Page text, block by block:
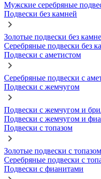
Мужские серебряные
Подвески без камней
Золотые подвески без
Серебряные подвески без
Подвески с аметистом
Серебряные подвески с
Подвески с жемчугом
Подвески с жемчугом и
Подвески с жемчугом и
Подвески с топазом
Золотые подвески с топазом
Серебряные подвески с
Подвески с фианитами